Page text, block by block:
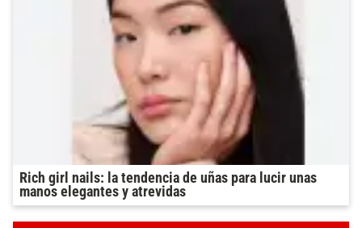
Rich girl nails: la tendencia de uñas para lucir unas
manos elegantes y atrevidas